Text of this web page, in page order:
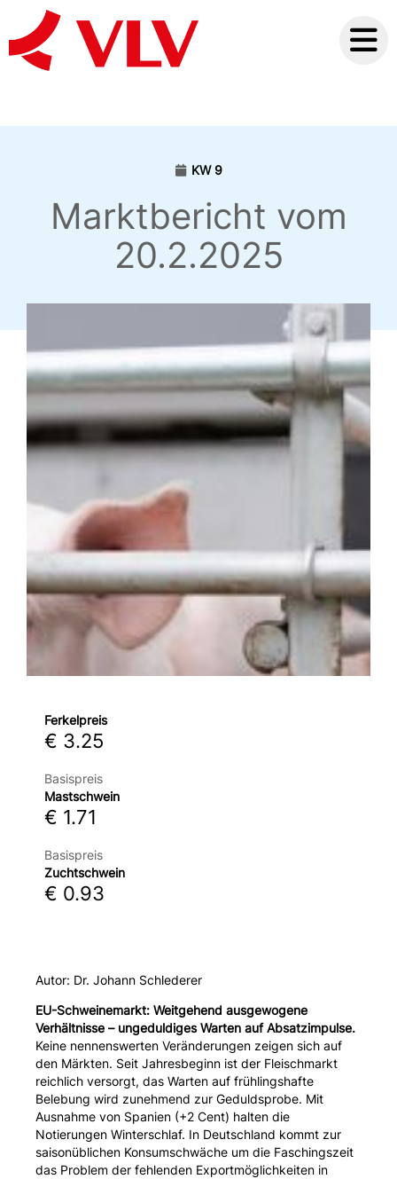
KW 9
Marktbericht vom
20.2.2025
Ferkelpreis
€ 3.25
Basispreis
Mastschwein
€ 1.71
Basispreis
Zuchtschwein
€ 0.93
Autor: Dr. Johann Schlederer
EU-Schweinemarkt: Weitgehend ausgewogene
Verhältnisse – ungeduldiges Warten auf Absatzimpulse.
Keine nennenswerten Veränderungen zeigen sich auf
den Märkten. Seit Jahresbeginn ist der Fleischmarkt
reichlich versorgt, das Warten auf frühlingshafte
Belebung wird zunehmend zur Geduldsprobe. Mit
Ausnahme von Spanien (+2 Cent) halten die
Notierungen Winterschlaf. In Deutschland kommt zur
saisonüblichen Konsumschwäche um die Faschingszeit
das Problem der fehlenden Exportmöglichkeiten in